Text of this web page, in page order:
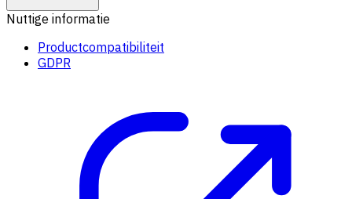
Nuttige informatie
Productcompatibiliteit
GDPR